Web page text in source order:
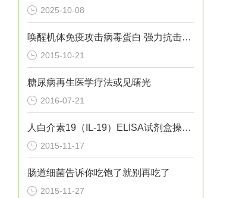
2025-10-08
唤醒机体免疫攻击病毒蛋白 强力抗击病毒感染
2015-10-21
糖尿病再生医学疗法或见曙光
2016-07-21
人白介素19（IL-19）ELISA试剂盒操作概要
2015-11-17
肠道细菌告诉你吃饱了就别再吃了
2015-11-27